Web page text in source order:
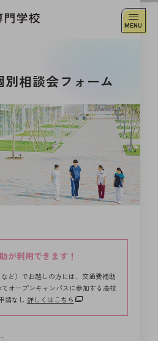
別相談会フォーム
が利用できます！
ど）でお越しの方には、交通費補助
オープンキャンパスに参加する高校
請なし 詳しくはこちら